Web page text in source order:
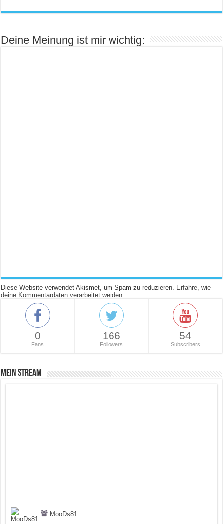
Deine Meinung ist mir wichtig:
Diese Website verwendet Akismet, um Spam zu reduzieren. Erfahre, wie
deine Kommentardaten verarbeitet werden.
0
Fans
166
Followers
54
Subscribers
Mein Stream
MooDs81